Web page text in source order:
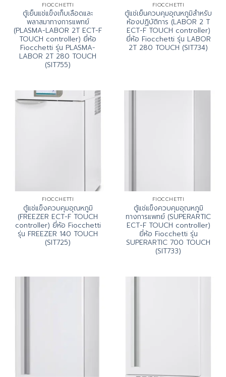
FIOCCHETTI
ตู้เย็นแช่แข็งเก็บเลือดและ
พลาสมาทางการแพทย์
(PLASMA-LABOR 2T ECT-F
TOUCH controller) ยี่ห้อ
Fiocchetti รุ่น PLASMA-
LABOR 2T 280 TOUCH
(SIT755)
FIOCCHETTI
ตู้แช่เย็นควบคุมอุณหภูมิสำหรับ
ห้องปฏิบัติการ (LABOR 2 T
ECT-F TOUCH controller)
ยี่ห้อ Fiocchetti รุ่น LABOR
2T 280 TOUCH (SIT734)
FIOCCHETTI
ตู้แช่แข็งควบคุมอุณหภูมิ
(FREEZER ECT-F TOUCH
controller) ยี่ห้อ Fiocchetti
รุ่น FREEZER 140 TOUCH
(SIT725)
FIOCCHETTI
ตู้แช่แข็งควบคุมอุณหภูมิ
ทางการแพทย์ (SUPERARTIC
ECT-F TOUCH controller)
ยี่ห้อ Fiocchetti รุ่น
SUPERARTIC 700 TOUCH
(SIT733)